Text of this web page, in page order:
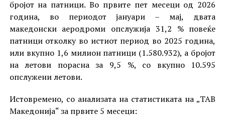
бројот на патници. Во првите пет месеци од 2026
година, во периодот јануари – мај, двата
македонски аеродроми опслужија 31,2 % повеќе
патници отколку во истиот период во 2025 година,
или вкупно 1,6 милион патници (1.580.932), а бројот
на летови порасна за 9,5 %, со вкупно 10.595
опслужени летови.
Истовремено, со анализата на статистиката на „ТАВ
Македонија“ за првите 5 месеци: